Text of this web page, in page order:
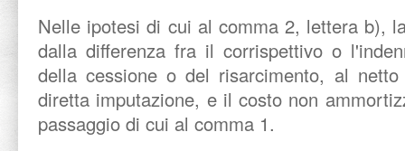
Nelle ipotesi di cui al comma 2, lettera b),
dalla differenza fra il corrispettivo o
della cessione o del risarcimento, al
diretta imputazione, e il costo non
passaggio di cui al comma 1.